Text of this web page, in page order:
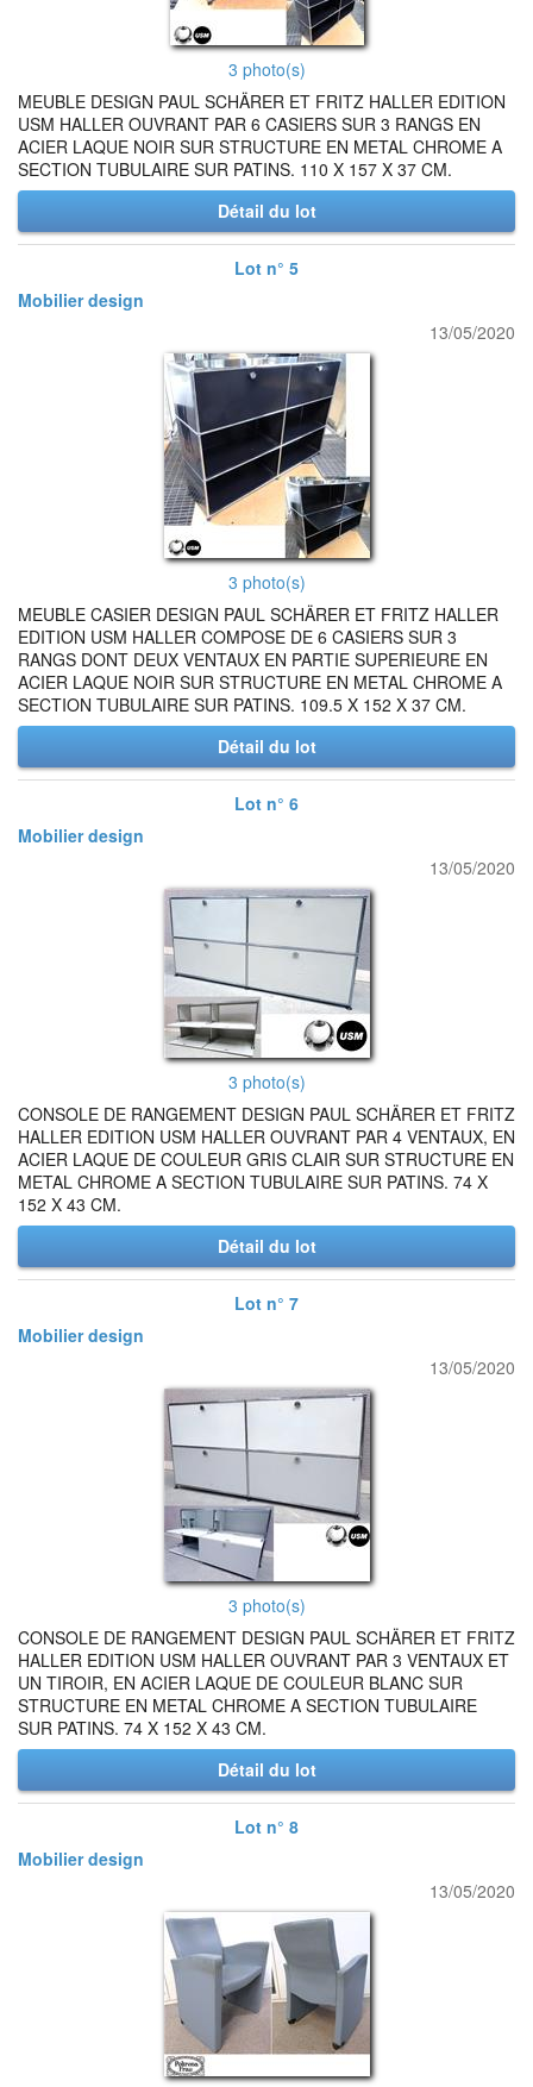
3 photo(s)
MEUBLE DESIGN PAUL SCHÄRER ET FRITZ HALLER EDITION
USM HALLER OUVRANT PAR 6 CASIERS SUR 3 RANGS EN
ACIER LAQUE NOIR SUR STRUCTURE EN METAL CHROME A
SECTION TUBULAIRE SUR PATINS. 110 X 157 X 37 CM.
Détail du lot
Lot n° 5
Mobilier design
13/05/2020
3 photo(s)
MEUBLE CASIER DESIGN PAUL SCHÄRER ET FRITZ HALLER
EDITION USM HALLER COMPOSE DE 6 CASIERS SUR 3
RANGS DONT DEUX VENTAUX EN PARTIE SUPERIEURE EN
ACIER LAQUE NOIR SUR STRUCTURE EN METAL CHROME A
SECTION TUBULAIRE SUR PATINS. 109.5 X 152 X 37 CM.
Détail du lot
Lot n° 6
Mobilier design
13/05/2020
3 photo(s)
CONSOLE DE RANGEMENT DESIGN PAUL SCHÄRER ET FRITZ
HALLER EDITION USM HALLER OUVRANT PAR 4 VENTAUX, EN
ACIER LAQUE DE COULEUR GRIS CLAIR SUR STRUCTURE EN
METAL CHROME A SECTION TUBULAIRE SUR PATINS. 74 X
152 X 43 CM.
Détail du lot
Lot n° 7
Mobilier design
13/05/2020
3 photo(s)
CONSOLE DE RANGEMENT DESIGN PAUL SCHÄRER ET FRITZ
HALLER EDITION USM HALLER OUVRANT PAR 3 VENTAUX ET
UN TIROIR, EN ACIER LAQUE DE COULEUR BLANC SUR
STRUCTURE EN METAL CHROME A SECTION TUBULAIRE
SUR PATINS. 74 X 152 X 43 CM.
Détail du lot
Lot n° 8
Mobilier design
13/05/2020